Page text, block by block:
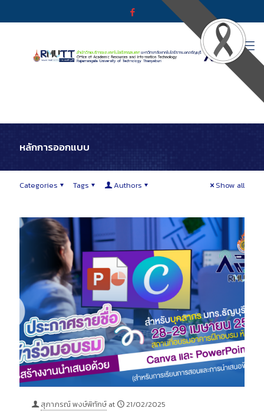
หลักการออกแบบ
Categories Tags Authors Show all
สุภาภรณ์ พงษ์พิทักษ์ at 21/02/2025